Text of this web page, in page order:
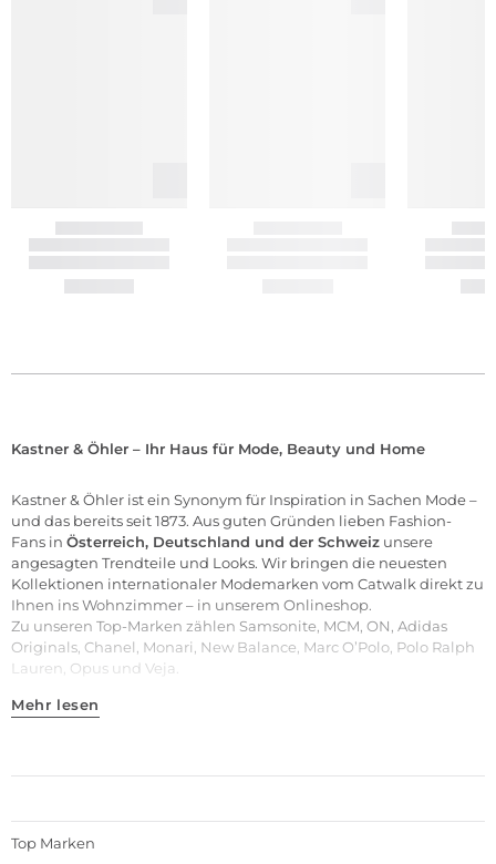
Kastner & Öhler – Ihr Haus für Mode, Beauty und Home
Kastner & Öhler ist ein Synonym für Inspiration in Sachen Mode –
und das bereits seit 1873. Aus guten Gründen lieben Fashion-
Fans in Österreich, Deutschland und der Schweiz unsere
angesagten Trendteile und Looks. Wir bringen die neuesten
Kollektionen internationaler Modemarken vom Catwalk direkt zu
Ihnen ins Wohnzimmer – in unserem Onlineshop.
Zu unseren Top-Marken zählen Samsonite, MCM, ON, Adidas
Originals, Chanel, Monari, New Balance, Marc O’Polo, Polo Ralph
Lauren, Opus und Veja.
Mehr lesen
Top Marken